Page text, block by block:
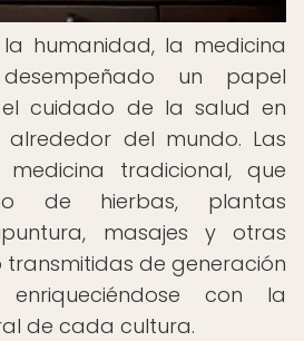
humanidad, la medicina
un papel
cuidado de la salud en
alrededor del mundo. Las
tradicional, que
de hierbas, plantas
masajes y otras
transmitidas de generación
con la
de cada cultura.